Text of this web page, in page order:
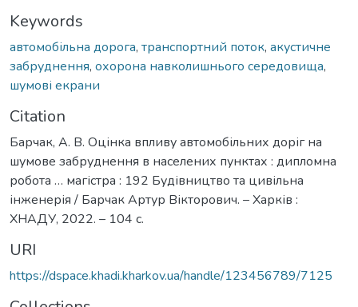
Keywords
автомобільна дорога, транспортний поток, акустичне
забруднення, охорона навколишнього середовища,
шумові екрани
Citation
Барчак, А. В. Оцінка впливу автомобільних доріг на
шумове забруднення в населених пунктах : дипломна
робота … магістра : 192 Будівництво та цивільна
інженерія / Барчак Артур Вікторович. – Харків :
ХНАДУ, 2022. – 104 с.
URI
https://dspace.khadi.kharkov.ua/handle/123456789/7125